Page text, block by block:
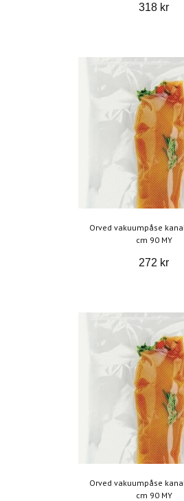
318 kr
Orved vakuumpåse
cm 90 MY
272 kr
Orved vakuumpåse
cm 90 MY